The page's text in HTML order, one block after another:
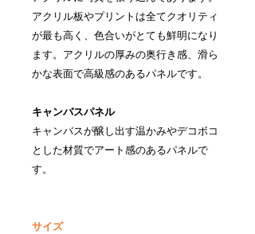
アクリル板やプリントは全てクオリティ
が最も高く、色合いがとても鮮明になり
ます。アクリルの厚みの奥行き感、滑ら
かな表面で高級感のあるパネルです。
キャンバスパネル
キャンバスが醸し出す温かみやデコボコ
とした材質でアート感のあるパネルで
す。
サイズ